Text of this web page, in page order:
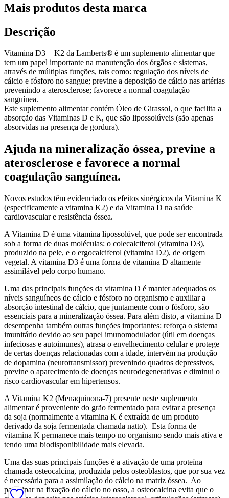
Mais produtos desta marca
Descrição
Vitamina D3 + K2 da Lamberts® é um suplemento alimentar que
tem um papel importante na manutenção dos órgãos e sistemas,
através de múltiplas funções, tais como: regulação dos níveis de
cálcio e fósforo no sangue; previne a deposição de cálcio nas artérias
prevenindo a aterosclerose; favorece a normal coagulação
sanguínea.
Este suplemento alimentar contém Óleo de Girassol, o que facilita a
absorção das Vitaminas D e K, que são lipossolúveis (são apenas
absorvidas na presença de gordura).
Ajuda na mineralização óssea, previne a
aterosclerose e favorece a normal
coagulação sanguínea.
Novos estudos têm evidenciado os efeitos sinérgicos da Vitamina K
(especificamente a vitamina K2) e da Vitamina D na saúde
cardiovascular e resistência óssea.
A Vitamina D é uma vitamina lipossolúvel, que pode ser encontrada
sob a forma de duas moléculas: o colecalciferol (vitamina D3),
produzido na pele, e o ergocalciferol (vitamina D2), de origem
vegetal. A vitamina D3 é uma forma de vitamina D altamente
assimilável pelo corpo humano.
Uma das principais funções da vitamina D é manter adequados os
níveis sanguíneos de cálcio e fósforo no organismo e auxiliar a
absorção intestinal de cálcio, que juntamente com o fósforo, são
essenciais para a mineralização óssea. Para além disto, a vitamina D
desempenha também outras funções importantes: reforça o sistema
imunitário devido ao seu papel imunomodulador (útil em doenças
infeciosas e autoimunes), atrasa o envelhecimento celular e protege
de certas doenças relacionadas com a idade, intervém na produção
de dopamina (neurotransmissor) prevenindo quadros depressivos,
previne o aparecimento de doenças neurodegenerativas e diminui o
risco cardiovascular em hipertensos.
A Vitamina K2 (Menaquinona-7) presente neste suplemento
alimentar é proveniente do grão fermentado para evitar a presença
da soja (normalmente a vitamina K é extraída de um produto
derivado da soja fermentada chamada natto). Esta forma de
vitamina K permanece mais tempo no organismo sendo mais ativa e
tendo uma biodisponibilidade mais elevada.
Uma das suas principais funções é a ativação de uma proteína
chamada osteocalcina, produzida pelos osteoblastos, que por sua vez
é necessária para a assimilação do cálcio na matriz óssea. Ao
participar na fixação do cálcio no osso, a osteocalcina evita que o